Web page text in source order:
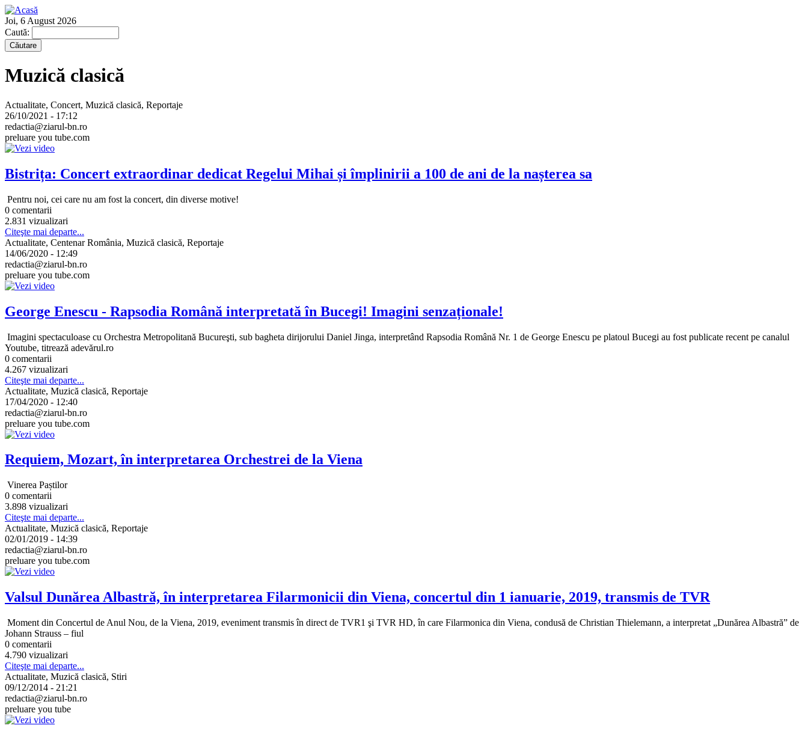
Joi, 6 August 2026
Caută:
Muzică clasică
Actualitate, Concert, Muzică clasică, Reportaje
26/10/2021 - 17:12
redactia@ziarul-bn.ro
preluare you tube.com
Bistrița: Concert extraordinar dedicat Regelui Mihai și împlinirii a 100 de ani de la nașterea sa
Pentru noi, cei care nu am fost la concert, din diverse motive!
0 comentarii
2.831 vizualizari
Citeşte mai departe...
Actualitate, Centenar România, Muzică clasică, Reportaje
14/06/2020 - 12:49
redactia@ziarul-bn.ro
preluare you tube.com
George Enescu - Rapsodia Română interpretată în Bucegi! Imagini senzaționale!
Imagini spectaculoase cu Orchestra Metropolitană Bucureşti, sub bagheta dirijorului Daniel Jinga, interpretând Rapsodia Română Nr. 1 de George Enescu pe platoul Bucegi au fost publicate recent pe canalul
Youtube, titrează adevărul.ro
0 comentarii
4.267 vizualizari
Citeşte mai departe...
Actualitate, Muzică clasică, Reportaje
17/04/2020 - 12:40
redactia@ziarul-bn.ro
preluare you tube.com
Requiem, Mozart, în interpretarea Orchestrei de la Viena
Vinerea Paștilor
0 comentarii
3.898 vizualizari
Citeşte mai departe...
Actualitate, Muzică clasică, Reportaje
02/01/2019 - 14:39
redactia@ziarul-bn.ro
preluare you tube.com
Valsul Dunărea Albastră, în interpretarea Filarmonicii din Viena, concertul din 1 ianuarie, 2019, transmis de TVR
Moment din Concertul de Anul Nou, de la Viena, 2019, eveniment transmis în direct de TVR1 şi TVR HD, în care Filarmonica din Viena, condusă de Christian Thielemann, a interpretat „Dunărea Albastră” de
Johann Strauss – fiul
0 comentarii
4.790 vizualizari
Citeşte mai departe...
Actualitate, Muzică clasică, Stiri
09/12/2014 - 21:21
redactia@ziarul-bn.ro
preluare you tube